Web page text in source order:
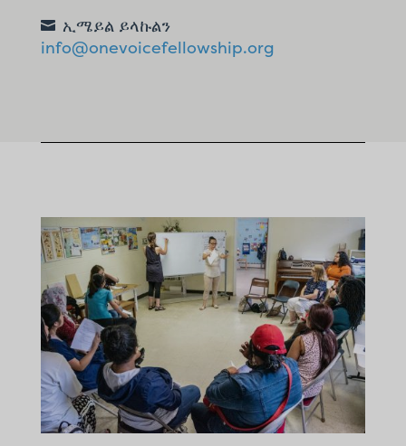
 ኢሜይል ይላኩልን
info@onevoicefellowship.org